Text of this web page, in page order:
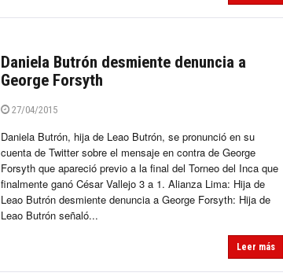
Daniela Butrón desmiente denuncia a
George Forsyth
27/04/2015
Daniela Butrón, hija de Leao Butrón, se pronunció en su
cuenta de Twitter sobre el mensaje en contra de George
Forsyth que apareció previo a la final del Torneo del Inca que
finalmente ganó César Vallejo 3 a 1. Alianza Lima: Hija de
Leao Butrón desmiente denuncia a George Forsyth: Hija de
Leao Butrón señaló...
Leer más